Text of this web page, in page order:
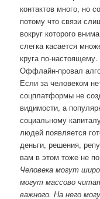
контактов много, но
потому что связи
вокруг которого
слегка касается
круга по-настоящему.
Оффлайн-провал
Если за человеком
соцплатформы не
видимости, а
социальному
людей появляется
деньги, решения,
вам в этом тоже не
Человека могут
могут массово
важного. На него